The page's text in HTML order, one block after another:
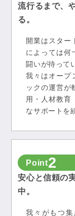
流行るまで、
る。
開業はスター
によっては何
闘いが待って
我々はオープ
ックの運営が
用・人材教育
なサポートを
Point2
安心と信頼の
中。
我々がもつ